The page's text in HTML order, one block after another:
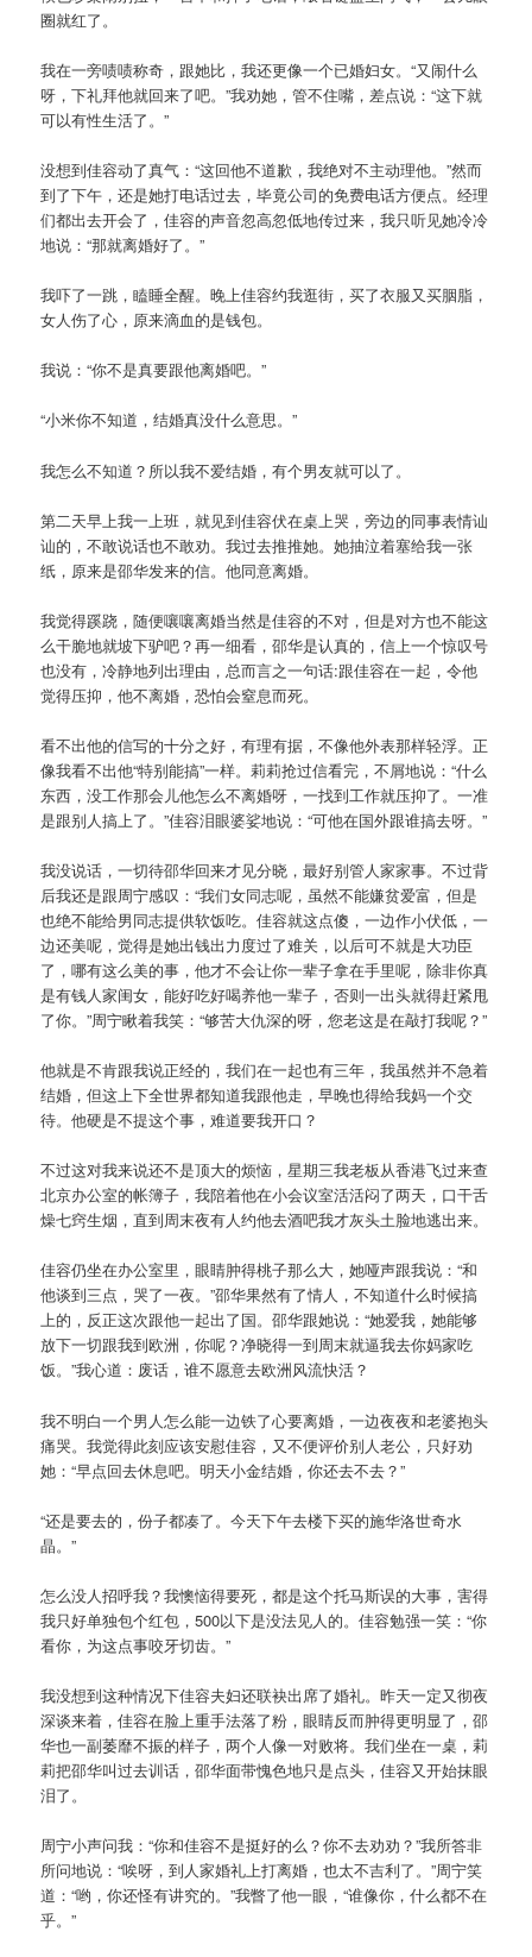
圈就红了。
我在一旁啧啧称奇，跟她比，我还更像一个已婚妇女。“又闹什么
呀，下礼拜他就回来了吧。”我劝她，管不住嘴，差点说：“这下就
可以有性生活了。”
没想到佳容动了真气：“这回他不道歉，我绝对不主动理他。”然而
到了下午，还是她打电话过去，毕竟公司的免费电话方便点。经理
们都出去开会了，佳容的声音忽高忽低地传过来，我只听见她冷冷
地说：“那就离婚好了。”
我吓了一跳，瞌睡全醒。晚上佳容约我逛街，买了衣服又买胭脂，
女人伤了心，原来滴血的是钱包。
我说：“你不是真要跟他离婚吧。”
“小米你不知道，结婚真没什么意思。”
我怎么不知道？所以我不爱结婚，有个男友就可以了。
第二天早上我一上班，就见到佳容伏在桌上哭，旁边的同事表情讪
讪的，不敢说话也不敢劝。我过去推推她。她抽泣着塞给我一张
纸，原来是邵华发来的信。他同意离婚。
我觉得蹊跷，随便嚷嚷离婚当然是佳容的不对，但是对方也不能这
么干脆地就坡下驴吧？再一细看，邵华是认真的，信上一个惊叹号
也没有，冷静地列出理由，总而言之一句话:跟佳容在一起，令他
觉得压抑，他不离婚，恐怕会窒息而死。
看不出他的信写的十分之好，有理有据，不像他外表那样轻浮。正
像我看不出他“特别能搞”一样。莉莉抢过信看完，不屑地说：“什么
东西，没工作那会儿他怎么不离婚呀，一找到工作就压抑了。一准
是跟别人搞上了。”佳容泪眼婆娑地说：“可他在国外跟谁搞去呀。”
我没说话，一切待邵华回来才见分晓，最好别管人家家事。不过背
后我还是跟周宁感叹：“我们女同志呢，虽然不能嫌贫爱富，但是
也绝不能给男同志提供软饭吃。佳容就这点傻，一边作小伏低，一
边还美呢，觉得是她出钱出力度过了难关，以后可不就是大功臣
了，哪有这么美的事，他才不会让你一辈子拿在手里呢，除非你真
是有钱人家闺女，能好吃好喝养他一辈子，否则一出头就得赶紧甩
了你。”周宁瞅着我笑：“够苦大仇深的呀，您老这是在敲打我呢？”
他就是不肯跟我说正经的，我们在一起也有三年，我虽然并不急着
结婚，但这上下全世界都知道我跟他走，早晚也得给我妈一个交
待。他硬是不提这个事，难道要我开口？
不过这对我来说还不是顶大的烦恼，星期三我老板从香港飞过来查
北京办公室的帐簿子，我陪着他在小会议室活活闷了两天，口干舌
燥七窍生烟，直到周末夜有人约他去酒吧我才灰头土脸地逃出来。
佳容仍坐在办公室里，眼睛肿得桃子那么大，她哑声跟我说：“和
他谈到三点，哭了一夜。”邵华果然有了情人，不知道什么时候搞
上的，反正这次跟他一起出了国。邵华跟她说：“她爱我，她能够
放下一切跟我到欧洲，你呢？净晓得一到周末就逼我去你妈家吃
饭。”我心道：废话，谁不愿意去欧洲风流快活？
我不明白一个男人怎么能一边铁了心要离婚，一边夜夜和老婆抱头
痛哭。我觉得此刻应该安慰佳容，又不便评价别人老公，只好劝
她：“早点回去休息吧。明天小金结婚，你还去不去？”
“还是要去的，份子都凑了。今天下午去楼下买的施华洛世奇水
晶。”
怎么没人招呼我？我懊恼得要死，都是这个托马斯误的大事，害得
我只好单独包个红包，500以下是没法见人的。佳容勉强一笑：“你
看你，为这点事咬牙切齿。”
我没想到这种情况下佳容夫妇还联袂出席了婚礼。昨天一定又彻夜
深谈来着，佳容在脸上重手法落了粉，眼睛反而肿得更明显了，邵
华也一副萎靡不振的样子，两个人像一对败将。我们坐在一桌，莉
莉把邵华叫过去训话，邵华面带愧色地只是点头，佳容又开始抹眼
泪了。
周宁小声问我：“你和佳容不是挺好的么？你不去劝劝？”我所答非
所问地说：“唉呀，到人家婚礼上打离婚，也太不吉利了。”周宁笑
道：“哟，你还怪有讲究的。”我瞥了他一眼，“谁像你，什么都不在
乎。”